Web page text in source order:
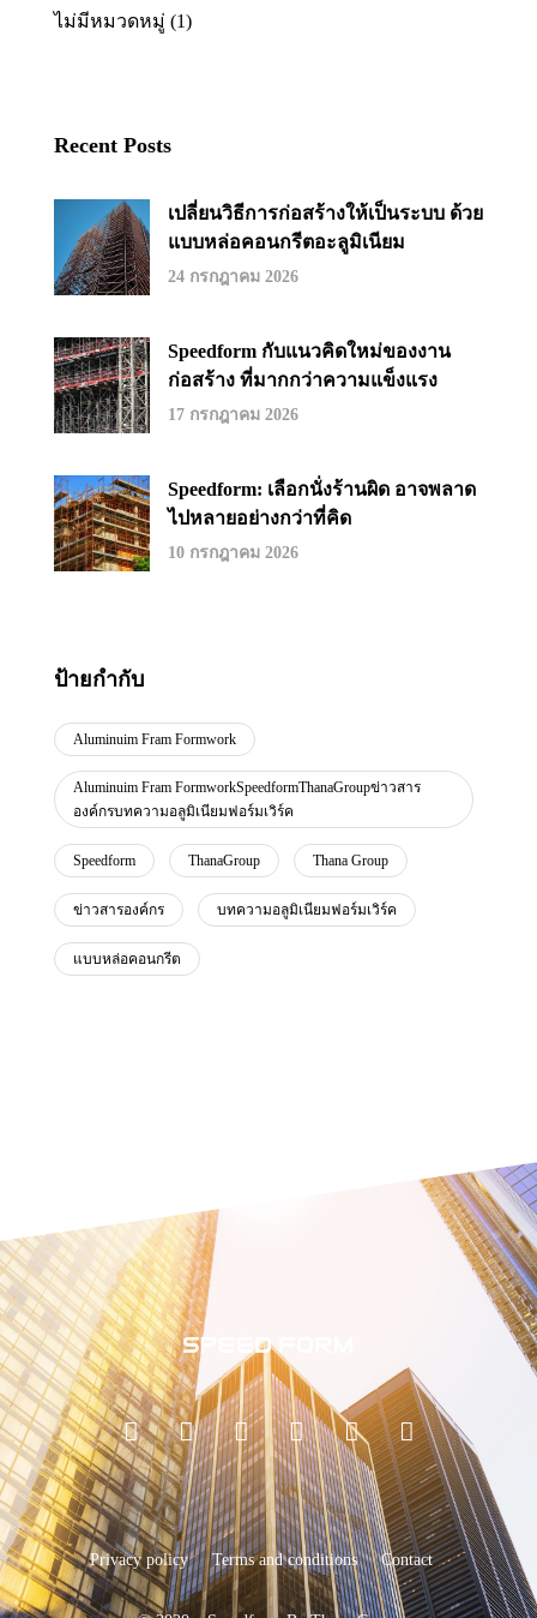
ไม่มีหมวดหมู่ (1)
Recent Posts
เปลี่ยนวิธีการก่อสร้างให้เป็นระบบ ด้วย
แบบหล่อคอนกรีตอะลูมิเนียม
24 กรกฎาคม 2026
Speedform กับแนวคิดใหม่ของงาน
ก่อสร้าง ที่มากกว่าความแข็งแรง
17 กรกฎาคม 2026
Speedform: เลือกนั่งร้านผิด อาจพลาด
ไปหลายอย่างกว่าที่คิด
10 กรกฎาคม 2026
ป้ายกำกับ
Aluminuim Fram Formwork
Aluminuim Fram FormworkSpeedformThanaGroupข่าวสาร
องค์กรบทความอลูมิเนียมฟอร์มเวิร์ค
Speedform ThanaGroup Thana Group
ข่าวสารองค์กร บทความอลูมิเนียมฟอร์มเวิร์ค
แบบหล่อคอนกรีต
Privacy policy Terms and conditions Contact